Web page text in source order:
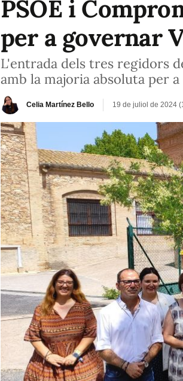
PSOE i
per a governar
L'entrada dels tres regidors
amb la majoria absoluta per
Celia Martínez Bello 19 de juliol de 2024